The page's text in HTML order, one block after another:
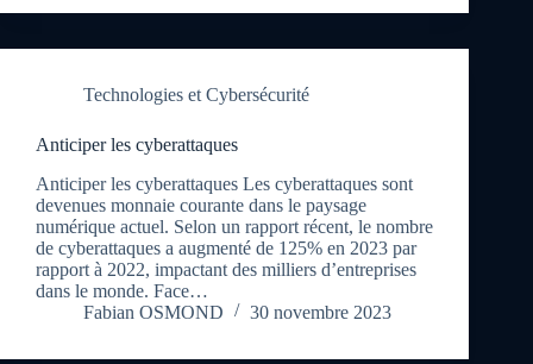
Technologies et Cybersécurité
Anticiper les cyberattaques
Anticiper les cyberattaques Les cyberattaques sont
devenues monnaie courante dans le paysage
numérique actuel. Selon un rapport récent, le nombre
de cyberattaques a augmenté de 125% en 2023 par
rapport à 2022, impactant des milliers d’entreprises
dans le monde. Face…
Fabian OSMOND
30 novembre 2023